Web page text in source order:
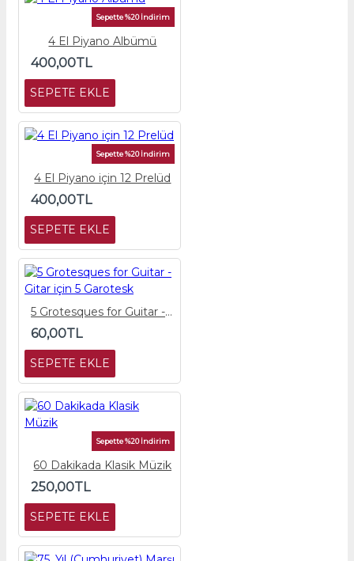
Sepette %20 İndirim
4 El Piyano Albümü
400,00TL
SEPETE EKLE
Sepette %20 İndirim
4 El Piyano için 12 Prelüd
400,00TL
SEPETE EKLE
5 Grotesques for Guitar - Gitar için 5 Garotesk
60,00TL
SEPETE EKLE
Sepette %20 İndirim
60 Dakikada Klasik Müzik
250,00TL
SEPETE EKLE